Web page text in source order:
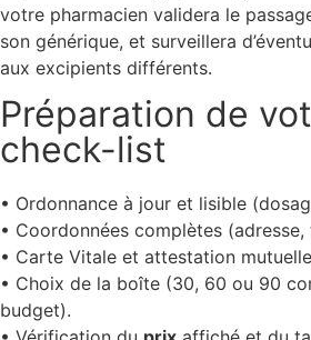
votre pharmacien validera le
son générique, et surveillera
aux excipients différents.
Préparation de
check-list
• Ordonnance à jour et lisible
• Coordonnées complètes (adresse,
• Carte Vitale et attestation
• Choix de la boîte (30, 60 ou 90
budget).